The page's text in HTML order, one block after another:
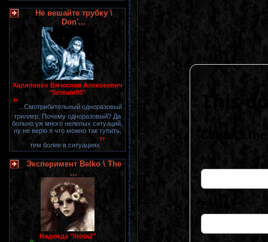
Не вешайте трубку \
Don'...
Халипенко Вячеслав Алексеевич
"Scream93"
" ...Смотрибительный одноразовый
триллер. Почему одноразовый? Да
больно уж много нелепых ситуаций,
ну не верю я что можно так тупить,
тем более в ситуациях"
Эксперимент Belko \ The
...
Надежда "litota2"